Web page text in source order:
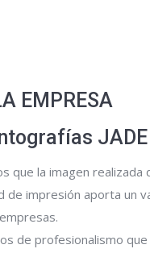
EMPRESA
JADE
que la imagen realizada
de impresión aporta un
de profesionalismo que